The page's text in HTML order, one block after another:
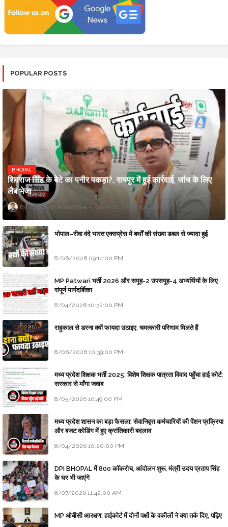
POPULAR POSTS
BHOPAL
शिवराज सिंह के बेटे का पनीर पकड़ा?, रायपुर में हुई कार्रवाई, जांच के लिए
लैब भेजा
Updesh Awasthee 8/06/2026 10:09:00 PM
भोपाल–रीवा वंदे भारत एक्सप्रेस में बर्थों की संख्या डबल से ज्यादा हुई
8/06/2026 09:14:00 PM
MP Patwari भर्ती 2026 और समूह-2 उपसमूह-4 अभ्यर्थियों के लिए
संपूर्ण मार्गदर्शिका
8/04/2026 10:32:00 PM
राहुकाल से डरना क्यों फायदा उठाइए, चमत्कारी परिणाम मिलते हैं
8/06/2026 10:39:00 PM
मध्य प्रदेश शिक्षक भर्ती 2025: विशेष शिक्षक पात्रता विवाद पहुँचा हाई कोर्ट;
सरकार से माँगा जवाब
8/05/2026 10:49:00 PM
मध्य प्रदेश शासन का बड़ा फैसला: सेवानिवृत्त कर्मचारियों की पेंशन प्रक्रिया
और बजट कोडिंग में हुए क्रांतिकारी बदलाव
8/04/2026 10:20:00 PM
DPI BHOPAL में 800 कॉकरोच, आंदोलन शुरू, मंत्री उदय प्रताप सिंह
के घर भी जाएंगे
8/07/2026 11:42:00 AM
MP ओबीसी आरक्षण: हाईकोर्ट में दोनों पक्षों के वकीलों ने क्या तर्क दिए, पढ़िए